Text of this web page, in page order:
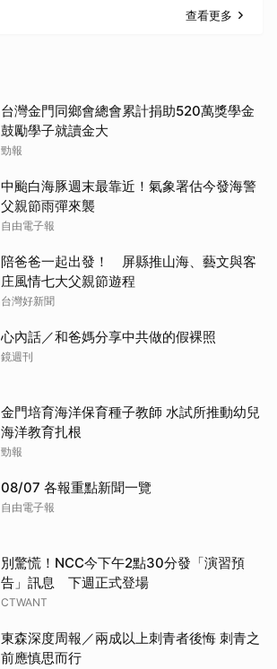
查看更多
台灣金門同鄉會總會累計捐助520萬獎學金
鼓勵學子就讀金大
勁報
中颱白海豚週末最靠近！氣象署估今發海警
父親節雨彈來襲
自由電子報
陪爸爸一起出發！ 屏縣推山海、藝文與客
庄風情七大父親節遊程
台灣好新聞
心內話／和爸媽分享中共做的假裸照
鏡週刊
金門培育海洋保育種子教師 水試所推動幼兒
海洋教育扎根
勁報
08/07 各報重點新聞一覽
自由電子報
別驚慌！NCC今下午2點30分發「演習預
告」訊息 下週正式登場
CTWANT
東森深度周報／兩成以上刺青者後悔 刺青之
前應慎思而行